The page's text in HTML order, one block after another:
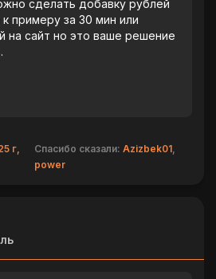
сделать добавку рублей
примеру за 30 мин или
на сайт но это ваше решение
г,
Спасибо сказали:Azizbek01
power